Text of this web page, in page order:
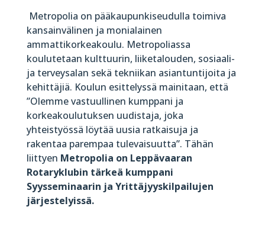
Metropolia on pääkaupunkiseudulla toimiva
kansainvälinen ja monialainen
ammattikorkeakoulu. Metropoliassa
koulutetaan kulttuurin, liiketalouden, sosiaali-
ja terveysalan sekä tekniikan asiantuntijoita ja
kehittäjiä. Koulun esittelyssä mainitaan, että
”Olemme vastuullinen kumppani ja
korkeakoulutuksen uudistaja, joka
yhteistyössä löytää uusia ratkaisuja ja
rakentaa parempaa tulevaisuutta”. Tähän
liittyen Metropolia on Leppävaaran
Rotaryklubin tärkeä kumppani
Syysseminaarin ja Yrittäjyyskilpailujen
järjestelyissä.